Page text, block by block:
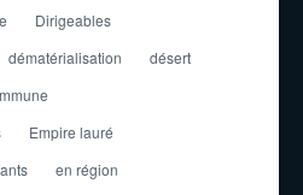
Dirigeables
dématérialisation
désert
Empire lauré
en région